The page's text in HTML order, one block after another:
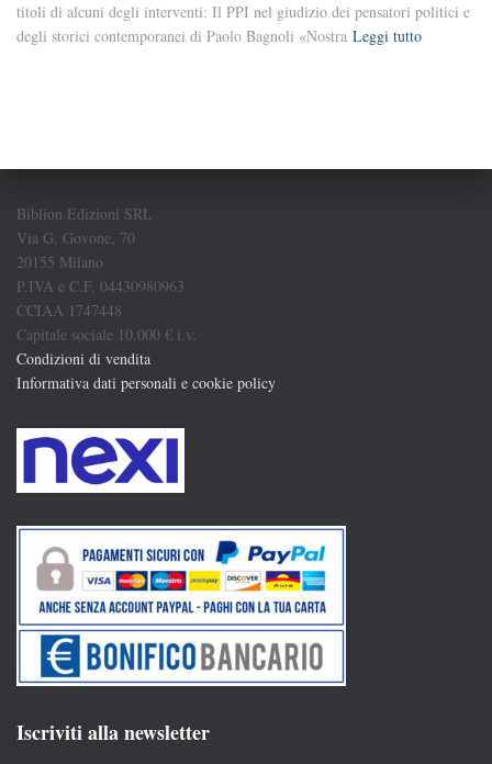
titoli di alcuni degli interventi: Il PPI nel giudizio dei pensatori politici e
degli storici contemporanei di Paolo Bagnoli «Nostra Leggi tutto
Biblion Edizioni SRL
Via G. Govone, 70
20155 Milano
P.IVA e C.F. 04430980963
CCIAA 1747448
Capitale sociale 10.000 € i.v.
Condizioni di vendita
Informativa dati personali e cookie policy
Iscriviti alla newsletter